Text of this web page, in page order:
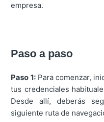
empresa.
Paso a paso
Paso 1:Para comenzar,
tus credenciales
Desde allí, deberás
siguiente ruta de